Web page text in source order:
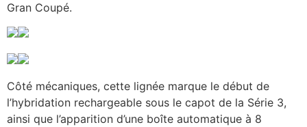
Gran Coupé.
Côté mécaniques, cette lignée marque le début de
l’hybridation rechargeable sous le capot de la Série 3,
ainsi que l’apparition d’une boîte automatique à 8